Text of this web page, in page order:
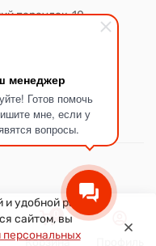
менеджер
Готов помочь
мне, если у
вопросы.
переулок, 10
удобной работы
сайтом, вы
персональных
0
Корзина